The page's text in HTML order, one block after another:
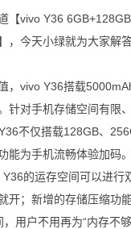
【vivo Y36
，今天小绿就为大家解答
vivo Y36搭载5000mAh
针对手机存储空间有限
不仅搭载128GB、
能为手机流畅体验加码
的运存空间可以进行
开；新增的存储压缩功
用户不用再为“内存不